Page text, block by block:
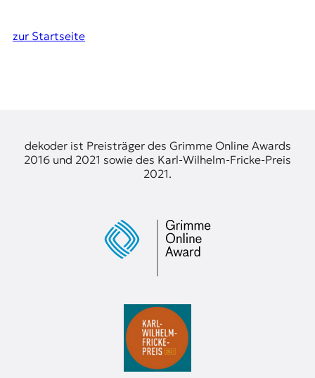
zur Startseite
dekoder ist Preisträger des Grimme Online Awards
2016 und 2021 sowie des Karl-Wilhelm-Fricke-Preis
2021.